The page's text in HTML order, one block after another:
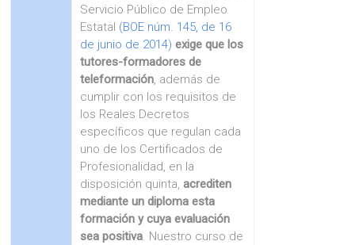
Servicio Público de Empleo
Estatal (BOE núm. 145, de 16
de junio de 2014) exige que los
tutores-formadores de
teleformación, además de
cumplir con los requisitos de
los Reales Decretos
específicos que regulan cada
uno de los Certificados de
Profesionalidad, en la
disposición quinta,acrediten
mediante un diploma esta
formación y cuya evaluación
sea positiva. Nuestro curso de